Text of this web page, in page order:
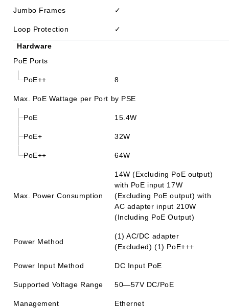
Jumbo Frames ✓
Loop Protection ✓
Hardware
PoE Ports
PoE++ 8
Max. PoE Wattage per Port by PSE
PoE 15.4W
PoE+ 32W
PoE++ 64W
Max. Power Consumption
14W (Excluding PoE output)
with PoE input 17W
(Excluding PoE output) with
AC adapter input 210W
(Including PoE Output)
Power Method
(1) AC/DC adapter
(Excluded) (1) PoE+++
Power Input Method DC Input PoE
Supported Voltage Range 50—57V DC/PoE
Management Ethernet